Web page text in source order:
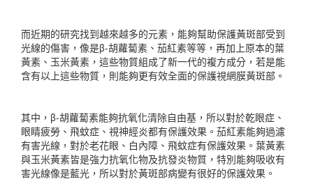
而近期的研究找到越來越多的元素，能夠幫助保護黃斑部受到
光線的傷害，像是β-胡蘿蔔素、茄紅素等等，再加上原本的葉
黃素、玉米黃素，這些物質組成了新一代的複方成分，若是能
含有以上這些物質，則能夠更有效全面的保護視網膜黃斑部。
其中，β-胡蘿蔔素能夠抗氧化清除自由基，所以對於乾眼症、
眼睛疲勞、飛蚊症、視神經炎都有保護效果。茄紅素能夠過濾
有害光線，對於老花眼、白內障、飛蚊症有保護效果。葉黃素
與玉米黃素皆是強力抗氧化物及抗發炎物質，特別能夠吸收有
害光線像是藍光，所以對於黃斑部病變有很好的保護效果。